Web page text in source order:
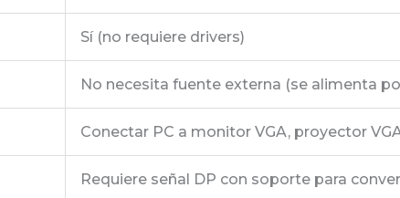
Sí (no requiere drivers)
No necesita fuente externa (se alimenta
Conectar PC a monitor VGA, proyector
Requiere señal DP con soporte para